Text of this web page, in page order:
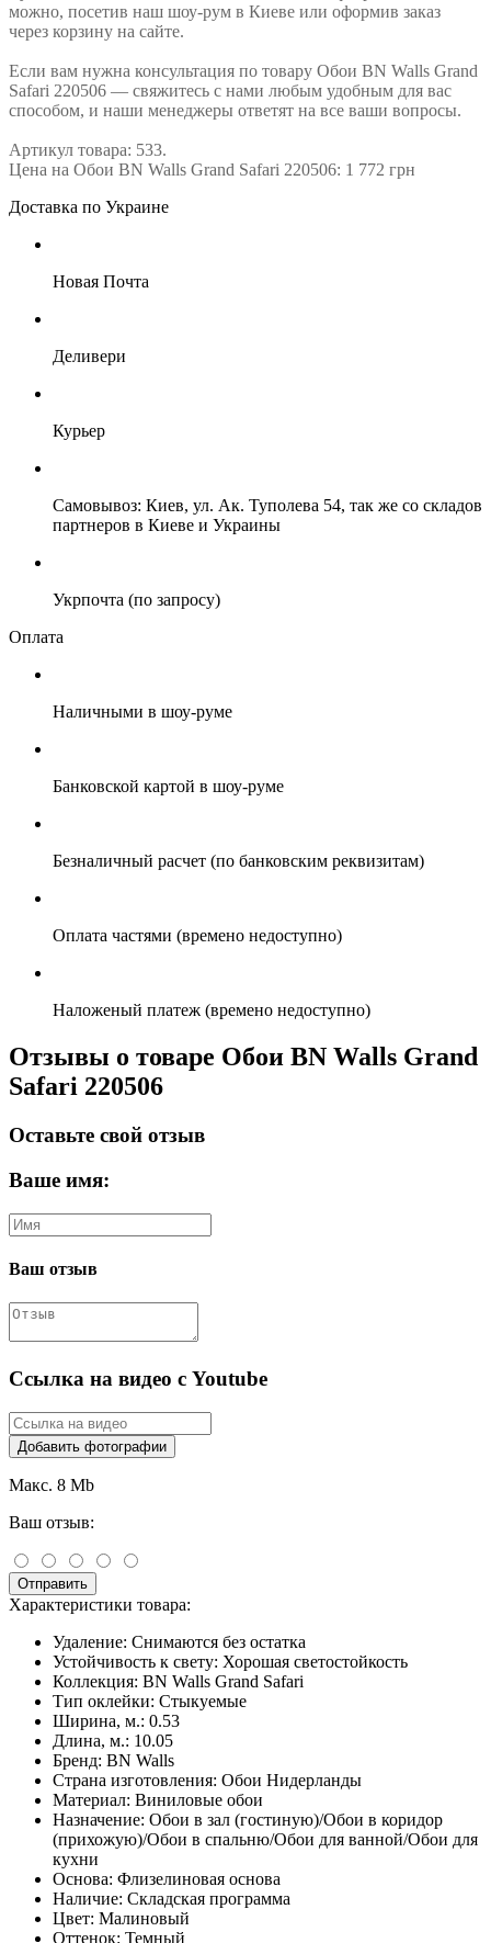
можно, посетив наш шоу-рум в Киеве или оформив заказ
через корзину на сайте.
Если вам нужна консультация по товару Обои BN Walls Grand
Safari 220506 — свяжитесь с нами любым удобным для вас
способом, и наши менеджеры ответят на все ваши вопросы.
Артикул товара: 533.
Цена на Обои BN Walls Grand Safari 220506: 1 772 грн
Доставка по Украине
Новая Почта
Деливери
Курьер
Самовывоз: Киев, ул. Ак. Туполева 54, так же со складов
партнеров в Киеве и Украины
Укрпочта (по запросу)
Оплата
Наличными в шоу-руме
Банковской картой в шоу-руме
Безналичный расчет (по банковским реквизитам)
Оплата частями (времено недоступно)
Наложеный платеж (времено недоступно)
Отзывы о товаре Обои BN Walls Grand
Safari 220506
Оставьте свой отзыв
Ваше имя:
Ваш отзыв
Ссылка на видео с Youtube
Добавить фотографии
Макс. 8 Mb
Ваш отзыв:
Отправить
Характеристики товара:
Удаление: Снимаются без остатка
Устойчивость к свету: Хорошая светостойкость
Коллекция: BN Walls Grand Safari
Тип оклейки: Стыкуемые
Ширина, м.: 0.53
Длина, м.: 10.05
Бренд: BN Walls
Страна изготовления: Обои Нидерланды
Материал: Виниловые обои
Назначение: Обои в зал (гостиную)/Обои в коридор
(прихожую)/Обои в спальню/Обои для ванной/Обои для
кухни
Основа: Флизелиновая основа
Наличие: Складская программа
Цвет: Малиновый
Оттенок: Темный